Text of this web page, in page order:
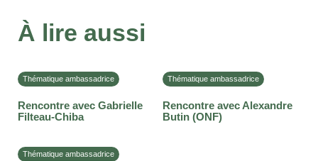
À lire aussi
Thématique ambassadrice
Rencontre avec Gabrielle
Filteau-Chiba
Thématique ambassadrice
Rencontre avec Alexandre
Butin (ONF)
Thématique ambassadrice